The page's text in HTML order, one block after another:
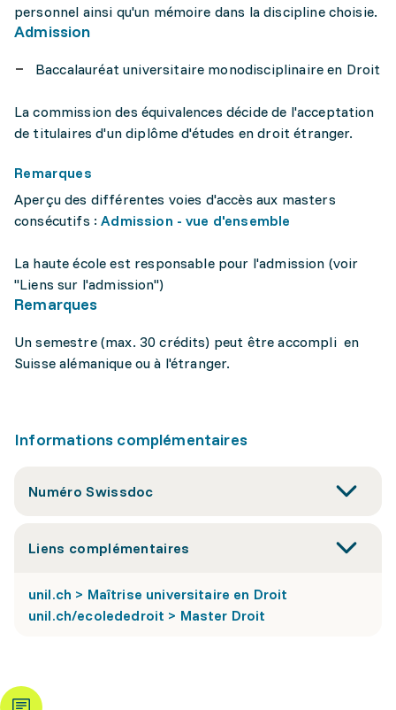
personnel ainsi qu'un mémoire dans la discipline choisie.
Admission
Baccalauréat universitaire monodisciplinaire en Droit
La commission des équivalences décide de l'acceptation
de titulaires d'un diplôme d'études en droit étranger.
Remarques
Aperçu des différentes voies d'accès aux masters
consécutifs :Admission - vue d'ensemble
La haute école est responsable pour l'admission (voir
"Liens sur l'admission")
Remarques
Un semestre (max. 30 crédits) peut être accompli en
Suisse alémanique ou à l'étranger.
Informations complémentaires
Numéro Swissdoc
Liens complémentaires
unil.ch > Maîtrise universitaire en Droit
unil.ch/ecolededroit > Master Droit